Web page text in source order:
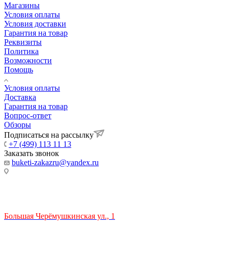
Магазины
Условия оплаты
Условия доставки
Гарантия на товар
Реквизиты
Политика
Возможности
Помощь
Условия оплаты
Доставка
Гарантия на товар
Вопрос-ответ
Обзоры
Подписаться на рассылку
+7 (499) 113 11 13
Заказать звонок
buketi-zakazru@yandex.ru
Большая Черёмушкинская ул., 1